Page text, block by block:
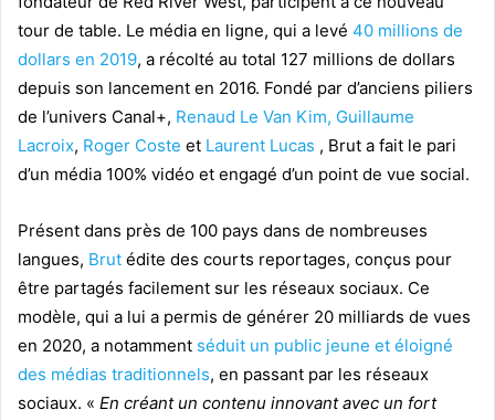
tour de table. Le média en ligne, qui a levé 40 millions de
dollars en 2019, a récolté au total 127 millions de dollars
depuis son lancement en 2016. Fondé par d’anciens piliers
de l’univers Canal+, Renaud Le Van Kim, Guillaume
Lacroix, Roger Coste et Laurent Lucas , Brut a fait le pari
d’un média 100% vidéo et engagé d’un point de vue social.
Présent dans près de 100 pays dans de nombreuses
langues, Brut édite des courts reportages, conçus pour
être partagés facilement sur les réseaux sociaux. Ce
modèle, qui a lui a permis de générer 20 milliards de vues
en 2020, a notamment séduit un public jeune et éloigné
des médias traditionnels, en passant par les réseaux
sociaux. « En créant un contenu innovant avec un fort